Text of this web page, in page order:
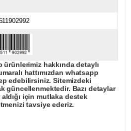
hakkında detaylı
hattımızdan whatsapp
edebilirsiniz. Sitemizdeki
güncellenmektedir. Bazı detaylar
için mutlaka destek
tavsiye ederiz.